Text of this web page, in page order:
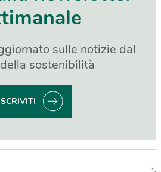
sulle notizie dal
sostenibilità